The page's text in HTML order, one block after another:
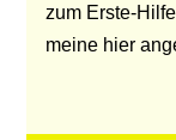
zum Erste-
meine hier